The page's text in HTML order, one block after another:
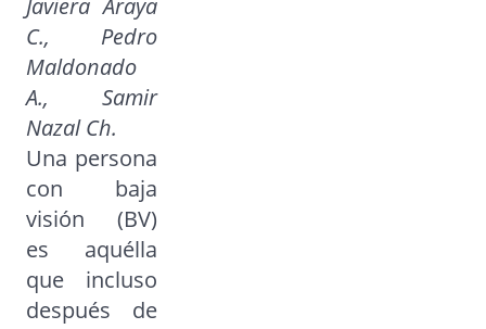
Javiera Araya
C., Pedro
Maldonado
A., Samir
Nazal Ch.
Una persona
con baja
visión (BV)
es aquélla
que incluso
después de